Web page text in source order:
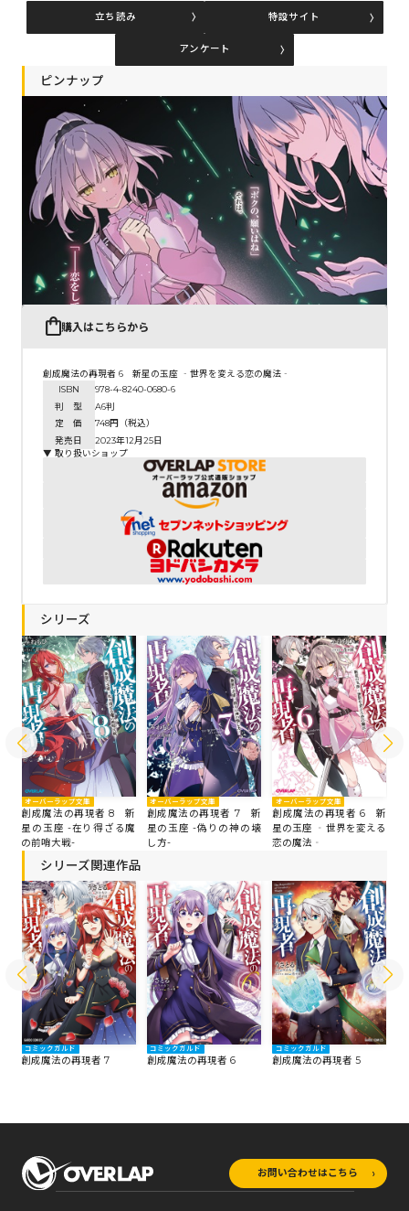
立ち読み 特設サイト
アンケート
ピンナップ
購入はこちらから
創成魔法の再現者 6 新星の玉座 ‐世界を変える恋の魔法‐
ISBN
978-4-8240-0680-6
判 型
A6判
定 価
748円（税込）
発売日
2023年12月25日
▼ 取り扱いショップ
シリーズ
オーバーラップ文庫
創成魔法の再現者 8 新
星の玉座 -在り得ざる魔
の前哨大戦-
オーバーラップ文庫
創成魔法の再現者 7 新
星の玉座 -偽りの神の壊
し方-
オーバーラップ文庫
創成魔法の再現者 6 新
星の玉座 ‐世界を変える
恋の魔法‐
シリーズ関連作品
コミックガルド
創成魔法の再現者 7
コミックガルド
創成魔法の再現者 6
コミックガルド
創成魔法の再現者 5
お問い合わせはこちら